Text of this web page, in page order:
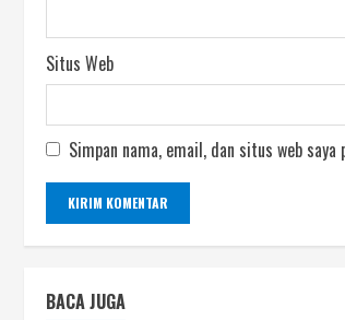
Situs Web
Simpan nama, email, dan situs web
BACA JUGA